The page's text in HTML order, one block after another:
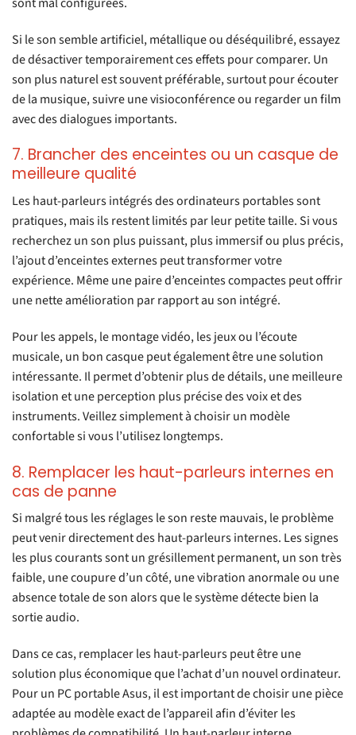
Si le son semble artificiel, métallique ou déséquilibré, essayez
de désactiver temporairement ces effets pour comparer. Un
son plus naturel est souvent préférable, surtout pour écouter
de la musique, suivre une visioconférence ou regarder un film
avec des dialogues importants.
7. Brancher des enceintes ou un casque de
meilleure qualité
Les haut-parleurs intégrés des ordinateurs portables sont
pratiques, mais ils restent limités par leur petite taille. Si vous
recherchez un son plus puissant, plus immersif ou plus précis,
l’ajout d’enceintes externes peut transformer votre
expérience. Même une paire d’enceintes compactes peut offrir
une nette amélioration par rapport au son intégré.
Pour les appels, le montage vidéo, les jeux ou l’écoute
musicale, un bon casque peut également être une solution
intéressante. Il permet d’obtenir plus de détails, une meilleure
isolation et une perception plus précise des voix et des
instruments. Veillez simplement à choisir un modèle
confortable si vous l’utilisez longtemps.
8. Remplacer les haut-parleurs internes en
cas de panne
Si malgré tous les réglages le son reste mauvais, le problème
peut venir directement des haut-parleurs internes. Les signes
les plus courants sont un grésillement permanent, un son très
faible, une coupure d’un côté, une vibration anormale ou une
absence totale de son alors que le système détecte bien la
sortie audio.
Dans ce cas, remplacer les haut-parleurs peut être une
solution plus économique que l’achat d’un nouvel ordinateur.
Pour un PC portable Asus, il est important de choisir une pièce
adaptée au modèle exact de l’appareil afin d’éviter les